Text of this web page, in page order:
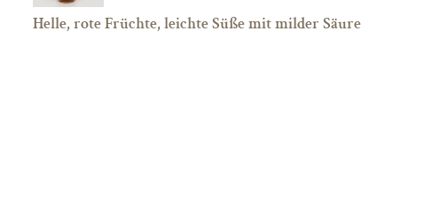
Helle, rote Früchte, leichte Süße mit milder Säure